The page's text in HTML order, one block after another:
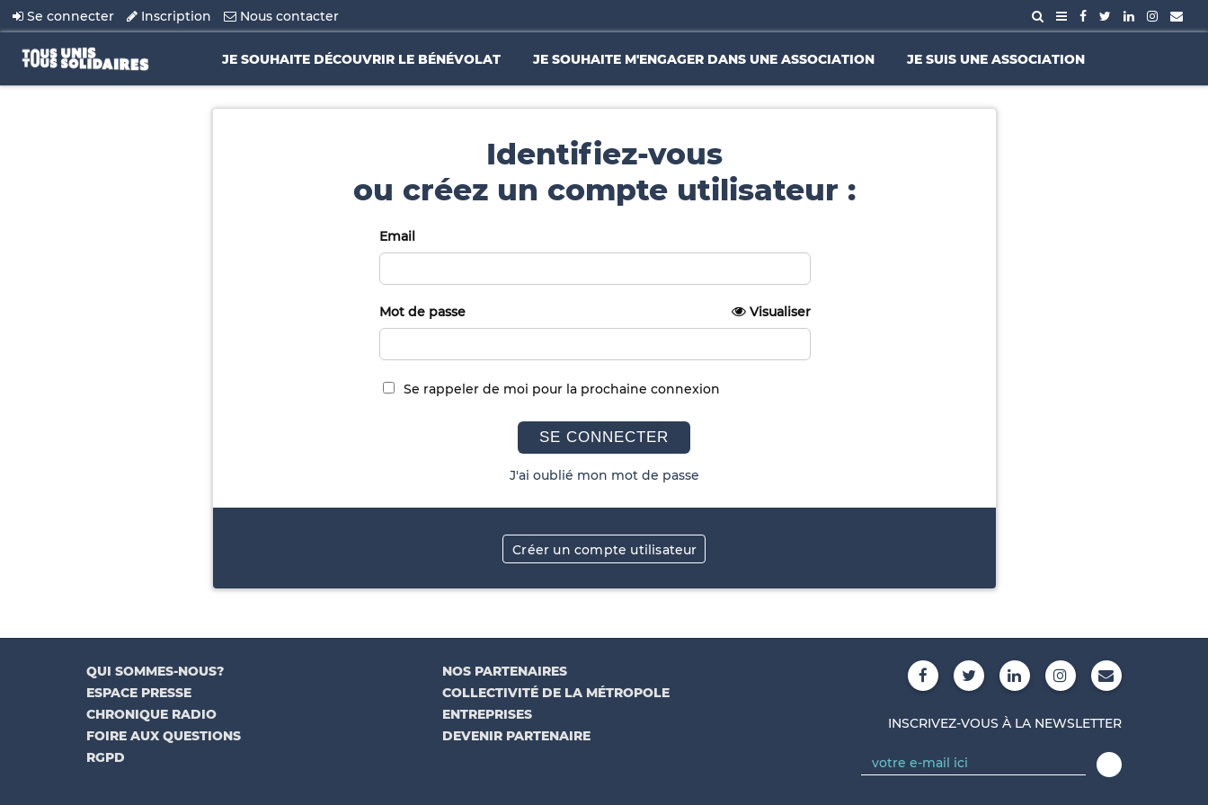
Se connecter Inscription Nous contacter
JE SOUHAITE DÉCOUVRIR LE BÉNÉVOLAT JE SOUHAITE M'ENGAGER DANS UNE ASSOCIATION JE SUIS UNE ASSOCIATION
Identifiez-vous
ou créez un compte utilisateur :
Email
Mot de passe Visualiser
Se rappeler de moi pour la prochaine connexion
SE CONNECTER
J'ai oublié mon mot de passe
Créer un compte utilisateur
QUI SOMMES-NOUS?
ESPACE PRESSE
CHRONIQUE RADIO
FOIRE AUX QUESTIONS
RGPD
NOS PARTENAIRES
COLLECTIVITÉ DE LA MÉTROPOLE
ENTREPRISES
DEVENIR PARTENAIRE
INSCRIVEZ-VOUS À LA NEWSLETTER